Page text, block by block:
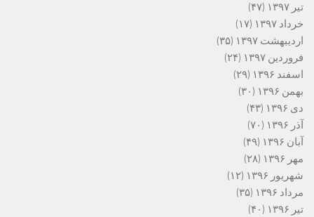
تیر ۱۳۹۷
(۴۷)
خرداد ۱۳۹۷
(۱۷)
اردیبهشت ۱۳۹۷
(۳۵)
فروردین ۱۳۹۷
(۲۴)
اسفند ۱۳۹۶
(۲۹)
بهمن ۱۳۹۶
(۳۰)
دی ۱۳۹۶
(۴۳)
آذر ۱۳۹۶
(۷۰)
آبان ۱۳۹۶
(۴۹)
مهر ۱۳۹۶
(۲۸)
شهریور ۱۳۹۶
(۱۲)
مرداد ۱۳۹۶
(۳۵)
تیر ۱۳۹۶
(۴۰)